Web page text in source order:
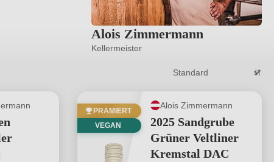
Alois Zimmermann
Kellermeister
Bewertung von 5 von 5 Sternen
PRÄMIERT
VEGAN
Alois Zimmermann
2025 Sandgrube
Grüner Veltliner
Kremstal DAC